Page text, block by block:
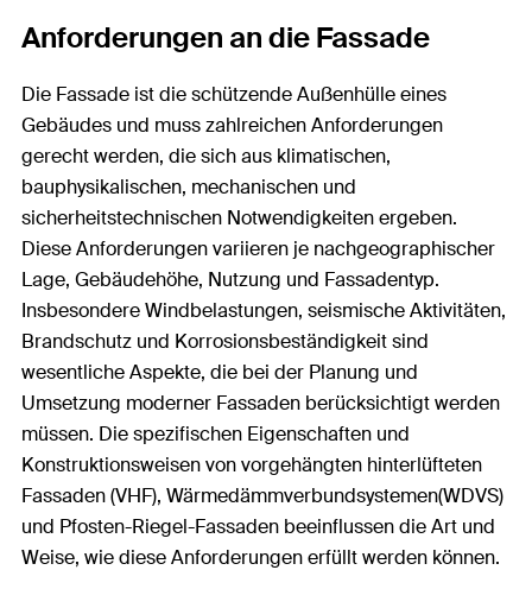
Anforderungen an die Fassade
Die Fassade ist die schützende Außenhülle eines
Gebäudes und muss zahlreichen Anforderungen
gerecht werden, die sich aus klimatischen,
bauphysikalischen, mechanischen und
sicherheitstechnischen Notwendigkeiten ergeben.
Diese Anforderungen variieren je nachgeographischer
Lage, Gebäudehöhe, Nutzung und Fassadentyp.
Insbesondere Windbelastungen, seismische Aktivitäten,
Brandschutz und Korrosionsbeständigkeit sind
wesentliche Aspekte, die bei der Planung und
Umsetzung moderner Fassaden berücksichtigt werden
müssen. Die spezifischen Eigenschaften und
Konstruktionsweisen von vorgehängten hinterlüfteten
Fassaden (VHF), Wärmedämmverbundsystemen(WDVS)
und Pfosten-Riegel-Fassaden beeinflussen die Art und
Weise, wie diese Anforderungen erfüllt werden können.